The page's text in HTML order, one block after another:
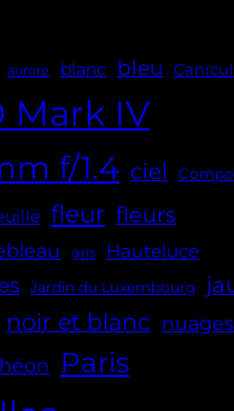
aurore blanc bleu
Mark IV
f/1.4 ciel
fleur fleurs
gris Hauteluce
Jardin du Luxembourg
noir et blanc nuages
Paris